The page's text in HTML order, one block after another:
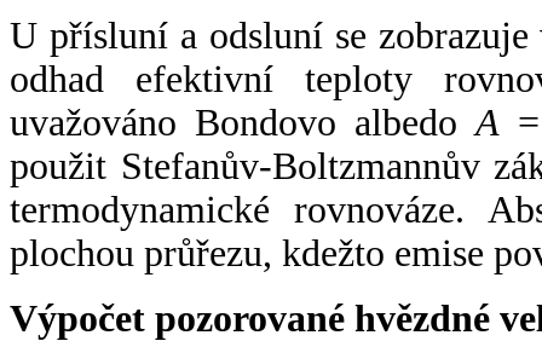
U přísluní a odsluní se
odhad efektivní teploty
uvažováno Bondovo albedoA
použit Stefanův-Boltzmannův
termodynamické rovnováze.
plochou průřezu, kdežto emise
Výpočet pozorované hvězdné